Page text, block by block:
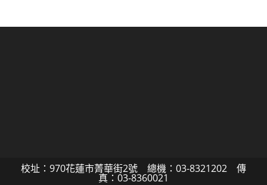
校址：970花蓮市菁華街2號 總機：03-8321202 傳
真：03-8360021